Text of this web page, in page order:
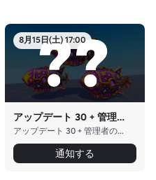
8月15日(土) 17:00
アップデート 30 + 管理者の悪用
アップデート 30 + 管理者の悪用
通知する